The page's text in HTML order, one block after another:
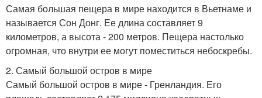
Самая большая пещера в мире находится в Вьетнаме и
называется Сон Донг. Ее длина составляет 9
километров, а высота - 200 метров. Пещера настолько
огромная, что внутри ее могут поместиться небоскребы.
2. Самый большой остров в мире
Самый большой остров в мире - Гренландия. Его